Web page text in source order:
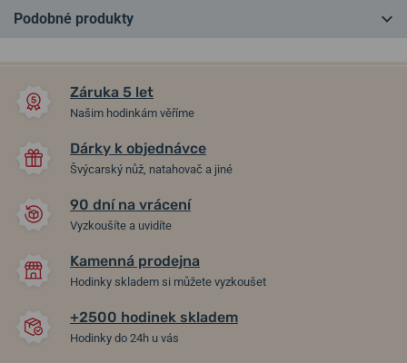
Podobné produkty
-20%
Přívěsek Bering Family-2
Skladem
1 430 Kč
Přívěsek Bering Arctic
Symphony Love-6
Záruka 5 let
Našim hodinkám věříme
Dárky k objednávce
Švýcarský nůž, natahovač a jiné
90 dní na vrácení
Vyzkoušíte a uvidíte
Kamenná prodejna
Hodinky skladem si můžete vyzkoušet
+2500 hodinek skladem
Hodinky do 24h u vás